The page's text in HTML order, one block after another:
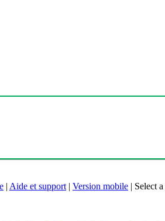
| Aide et support| Version mobile | Select